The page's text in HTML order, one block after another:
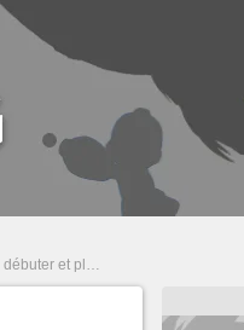
et plus !